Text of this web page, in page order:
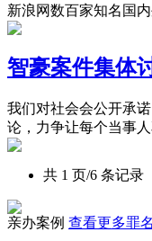
新浪网数百家知名国
智豪案件集体
我们对社会会公开承
论，力争让每个当事
共 1 页/6 条记录
亲办案例 查看更多罪